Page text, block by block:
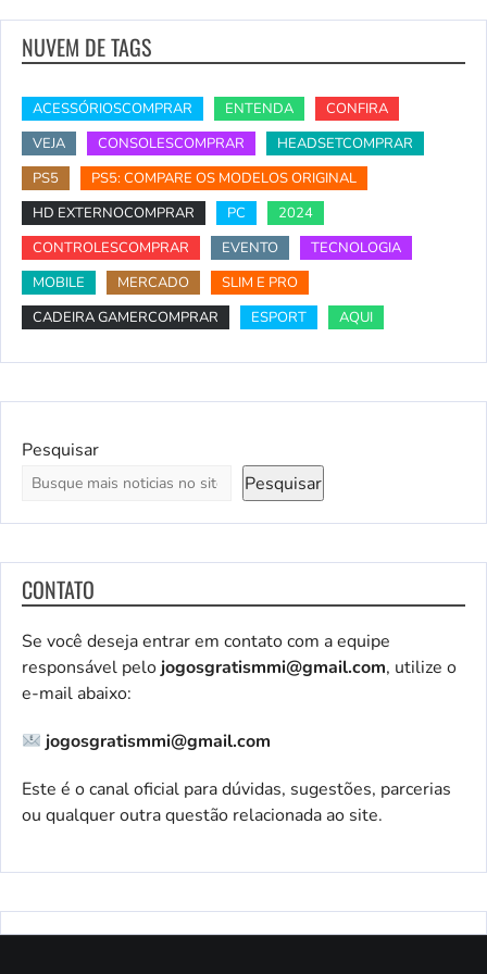
NUVEM DE TAGS
ACESSÓRIOSCOMPRAR ENTENDA
CONFIRA
VEJA
CONSOLESCOMPRAR
HEADSETCOMPRAR
PS5
PS5: COMPARE OS MODELOS ORIGINAL
HD EXTERNOCOMPRAR
PC
2024
CONTROLESCOMPRAR
EVENTO
TECNOLOGIA
MOBILE
MERCADO
SLIM E PRO
CADEIRA GAMERCOMPRAR
ESPORT AQUI
Pesquisar
Pesquisar
CONTATO
Se você deseja entrar em contato com a equipe
responsável pelojogosgratismmi@gmail.com, utilize o
e-mail abaixo:
jogosgratismmi@gmail.com
Este é o canal oficial para dúvidas, sugestões, parcerias
ou qualquer outra questão relacionada ao site.